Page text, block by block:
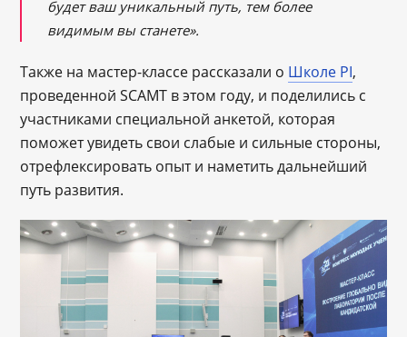
будет ваш уникальный путь, тем более
видимым вы станете».
Также на мастер-классе рассказали о Школе PI,
проведенной SCAMT в этом году, и поделились с
участниками специальной анкетой, которая
поможет увидеть свои слабые и сильные стороны,
отрефлексировать опыт и наметить дальнейший
путь развития.